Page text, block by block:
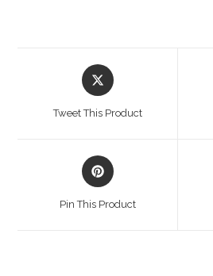
Tweet This Product
Pin This Product